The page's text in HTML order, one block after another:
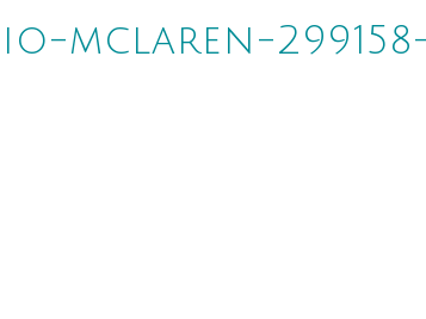
mclaren-